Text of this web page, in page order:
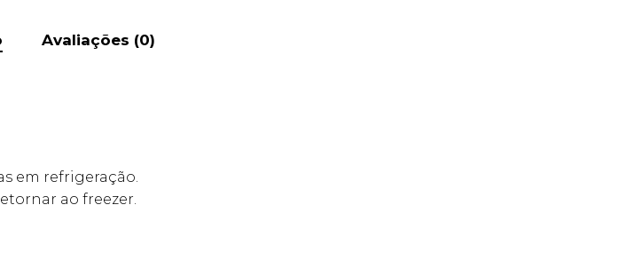
Avaliações (0)
em refrigeração.
ao freezer.